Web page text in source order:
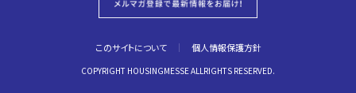
COPYRIGHT HOUSINGMESSE ALLRIGHTS RESERVED.
このサイトについて 個人情報保護方針